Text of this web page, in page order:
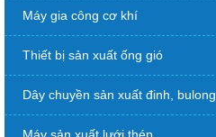
Máy gia công cơ khí
Thiết bị sản xuất ống gió
Dây chuyền sản xuất đinh, bulong